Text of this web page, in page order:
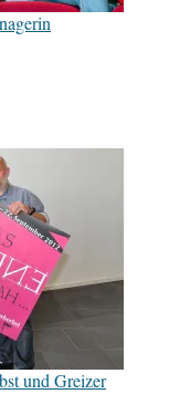
und Greizer